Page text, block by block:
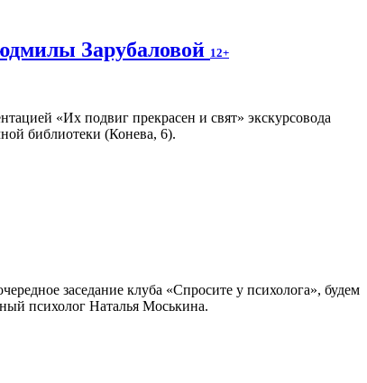
Зарубаловой 12+
«Их подвиг прекрасен и свят» экскурсовода
библиотеки (Конева, 6).
заседание клуба «Спросите у психолога», будем
психолог Наталья Моськина.